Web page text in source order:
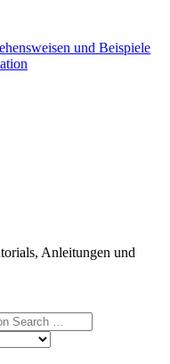
und Beispiele
Anleitungen und